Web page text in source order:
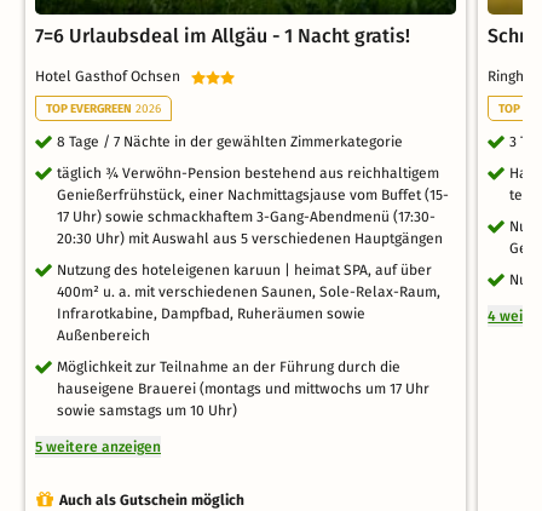
7=6 Urlaubsdeal im Allgäu - 1 Nacht gratis!
Hotel Gasthof Ochsen
TOP EVERGREEN 2026
8 Tage / 7 Nächte in der gewählten Zimmerkategorie
täglich ¾ Verwöhn-Pension bestehend aus reichhaltigem
Genießerfrühstück, einer Nachmittagsjause vom Buffet (15-
17 Uhr) sowie schmackhaftem 3-Gang-Abendmenü (17:30-
20:30 Uhr) mit Auswahl aus 5 verschiedenen Hauptgängen
Nutzung des hoteleigenen karuun | heimat SPA, auf über
400m² u. a. mit verschiedenen Saunen, Sole-Relax-Raum,
Infrarotkabine, Dampfbad, Ruheräumen sowie
Außenbereich
Möglichkeit zur Teilnahme an der Führung durch die
hauseigene Brauerei (montags und mittwochs um 17 Uhr
sowie samstags um 10 Uhr)
5 weitere anzeigen
Auch als Gutschein möglich
TOP
3
4